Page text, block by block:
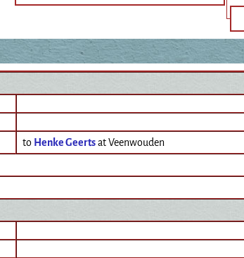
to Henke Geertsat Veenwouden